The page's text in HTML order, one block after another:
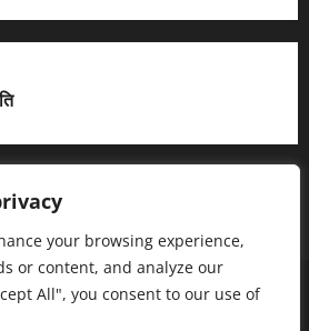
your browsing experience,
or content, and analyze our
All", you consent to our use of
नीति पृष्ठ (Privacy Policy)